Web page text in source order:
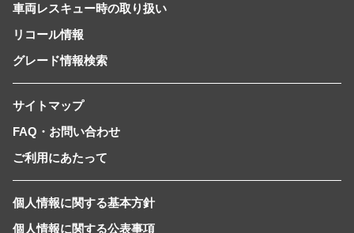
車両レスキュー時の取り扱い
リコール情報
グレード情報検索
サイトマップ
FAQ・お問い合わせ
ご利用にあたって
個人情報に関する基本方針
個人情報に関する公表事項